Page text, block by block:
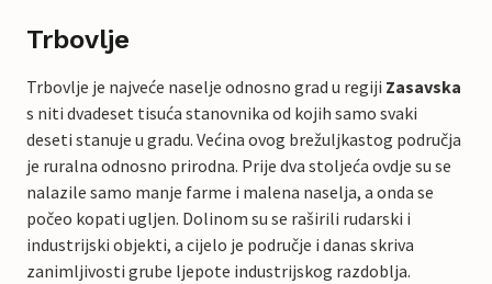
Trbovlje
Trbovlje je najveće naselje odnosno grad u regiji Zasavska
s niti dvadeset tisuća stanovnika od kojih samo svaki
deseti stanuje u gradu. Većina ovog brežuljkastog područja
je ruralna odnosno prirodna. Prije dva stoljeća ovdje su se
nalazile samo manje farme i malena naselja, a onda se
počeo kopati ugljen. Dolinom su se raširili rudarski i
industrijski objekti, a cijelo je područje i danas skriva
zanimljivosti grube ljepote industrijskog razdoblja.